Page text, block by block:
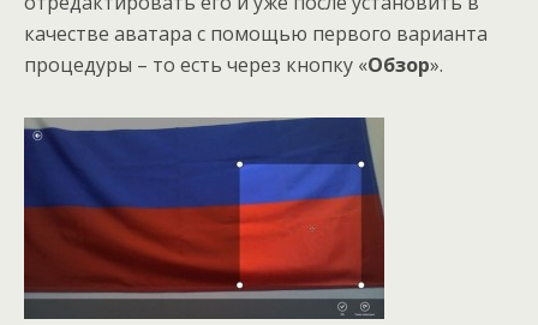
качестве аватара с помощью первого варианта
процедуры – то есть через кнопку «Обзор».